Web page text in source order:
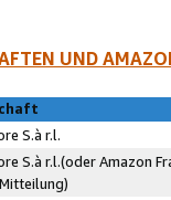
UND
S.à r.l.
S.à r.l.(oder Amazon